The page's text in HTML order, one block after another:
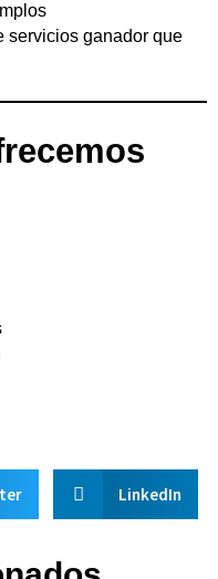
servicios ganador que
LinkedIn